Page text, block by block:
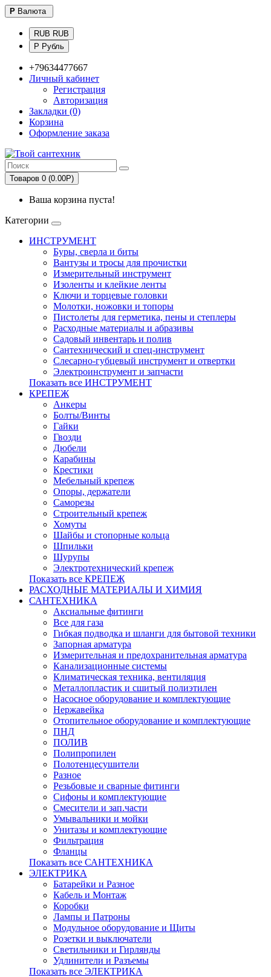
Р Валюта
RUB RUB
Р Рубль
+79634477667
Личный кабинет
Регистрация
Авторизация
Закладки (0)
Корзина
Оформление заказа
Товаров 0 (0.00Р)
Ваша корзина пуста!
Категории
ИНСТРУМЕНТ
Буры, сверла и биты
Вантузы и тросы для прочистки
Измерительный инструмент
Изоленты и клейкие ленты
Ключи и торцевые головки
Молотки, ножовки и топоры
Пистолеты для герметика, пены и степлеры
Расходные материалы и абразивы
Садовый инвентарь и полив
Сантехнический и спец-инструмент
Слесарно-губцевый инструмент и отвертки
Электроинструмент и запчасти
Показать все ИНСТРУМЕНТ
КРЕПЕЖ
Анкеры
Болты/Винты
Гайки
Гвозди
Дюбели
Карабины
Крестики
Мебельный крепеж
Опоры, держатели
Саморезы
Строительный крепеж
Хомуты
Шайбы и стопорные кольца
Шпильки
Шурупы
Электротехнический крепеж
Показать все КРЕПЕЖ
РАСХОДНЫЕ МАТЕРИАЛЫ И ХИМИЯ
САНТЕХНИКА
Аксиальные фитинги
Все для газа
Гибкая подводка и шланги для бытовой техники
Запорная арматура
Измерительная и предохранительная арматура
Канализационные системы
Климатическая техника, вентиляция
Металлопластик и сшитый полиэтилен
Насосное оборудование и комплектующие
Нержавейка
Отопительное оборудование и комплектующие
ПНД
ПОЛИВ
Полипропилен
Полотенцесушители
Разное
Резьбовые и сварные фитинги
Сифоны и комплектующие
Смесители и зап.части
Умывальники и мойки
Унитазы и комплектующие
Фильтрация
Фланцы
Показать все САНТЕХНИКА
ЭЛЕКТРИКА
Батарейки и Разное
Кабель и Монтаж
Коробки
Лампы и Патроны
Модульное оборудование и Щиты
Розетки и выключатели
Светильники и Гирлянды
Удлинители и Разъемы
Показать все ЭЛЕКТРИКА